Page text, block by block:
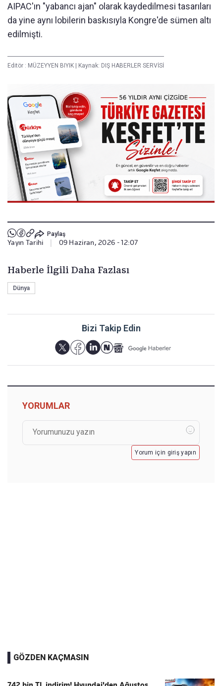
AIPAC'ın "yabancı ajan" olarak kaydedilmesi tasarıları
da yine aynı lobilerin baskısıyla Kongre'de sümen altı
edilmişti.
Editör : MÜZEYYEN BIYIK | Kaynak: DIŞ HABERLER SERVİSİ
Paylaş
Yayın Tarihi 09 Haziran, 2026 - 12:07
Haberle İlgili Daha Fazlası
Dünya
Bizi Takip Edin
YORUMLAR
Yorum için giriş yapın
GÖZDEN KAÇMASIN